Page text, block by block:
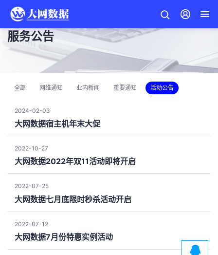
服务公告
全部 网维通知 业内新闻 重要通知 活动公告
2024-02-03
大网数据宿主机年末大促
2022-10-27
大网数据2022年双11活动即将开启
2022-07-25
大网数据七月底限时秒杀活动开启
2022-07-12
大网数据7月份特惠实例活动